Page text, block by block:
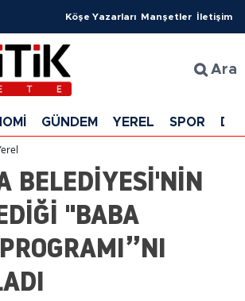
Köşe Yazarları Manşetler İletişim
Ara
GÜNDEM YEREL SPOR
BELEDİYESİ'NİN
"BABA